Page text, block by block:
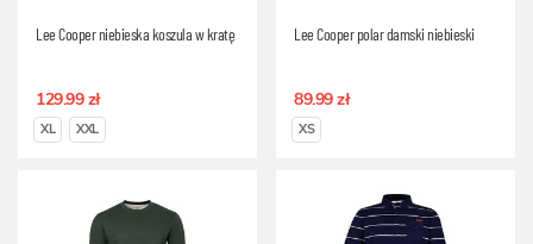
Lee Cooper niebieska koszula w kratę
129.99 zł
XL XXL
Lee Cooper polar damski niebieski
89.99 zł
XS